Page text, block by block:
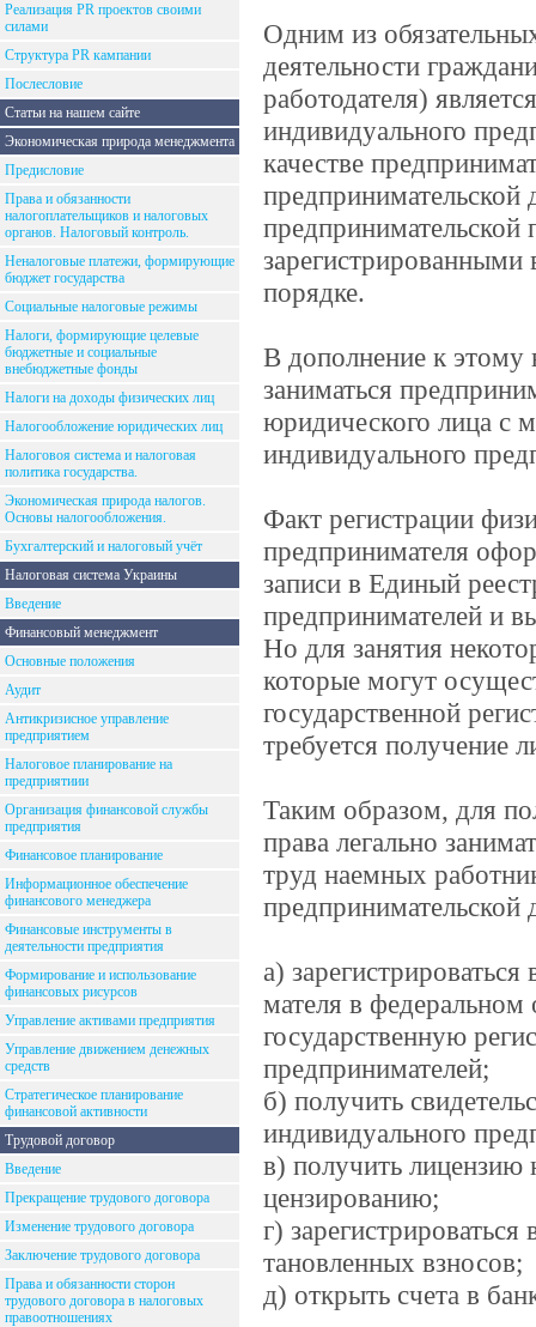
Реализация PR проектов своими
силами
Структура PR кампании
Послесловие
Статьи на нашем сайте
Экономическая природа менеджмента
Предисловие
Права и обязанности
налогоплательщиков и налоговых
органов. Налоговый контроль.
Неналоговые платежи, формирующие
бюджет государства
Социальные налоговые режимы
Налоги, формирующие целевые
бюджетные и социальные
внебюджетные фонды
Налоги на доходы физических лиц
Налогообложение юридических лиц
Налоговоя система и налоговая
политика государства.
Экономическая природа налогов.
Основы налогообложения.
Бухгалтерский и налоговый учёт
Налоговая система Украины
Введение
Финансовый менеджмент
Основные положения
Аудит
Антикризисное управление
предприятием
Налоговое планирование на
предприятиии
Организация финансовой службы
предприятия
Финансовое планирование
Информационное обеспечение
финансового менеджера
Финансовые инструменты в
деятельности предприятия
Формирование и использование
финансовых рисурсов
Управление активами предприятия
Управление движением денежных
средств
Стратегическое планирование
финансовой активности
Трудовой договор
Введение
Прекращение трудового договора
Изменение трудового договора
Заключение трудового договора
Права и обязанности сторон
трудового договора в налоговых
правоотношениях
Одним из
деятельности
работодателя)
индивидуального
качестве
предпринимательской
предпринимательской
зарегистрированными
порядке.
В дополнение к этому
заниматься
юридического лица с
индивидуального
Факт регистрации
предпринимателя
записи в Единый
предпринимателей и
Но для занятия
которые могут
государственной
требуется получение
Таким образом, для
права легально
труд наемных
предпринимательской
а)
мателя в
государственную
предпринимателей;
б) получить
индивидуального
в) получить лицензию
цензированию;
г)
тановленных взносов;
д) открыть счета в